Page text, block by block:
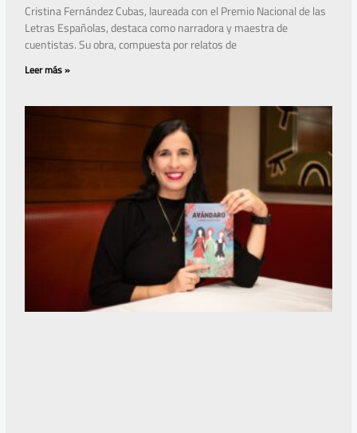
Cristina Fernández Cubas, laureada con el Premio Nacional de las
Letras Españolas, destaca como narradora y maestra de
cuentistas. Su obra, compuesta por relatos de
Leer más »